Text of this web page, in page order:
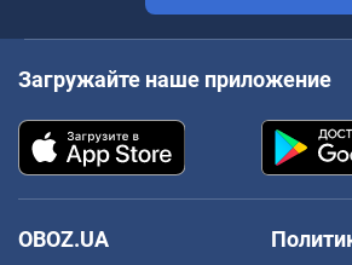
Загружайте наше приложение
OBOZ.UA